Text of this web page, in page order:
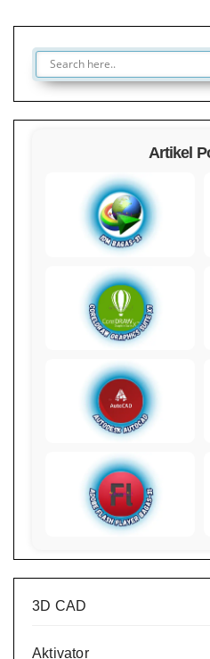
Artikel
3D CAD
Aktivator